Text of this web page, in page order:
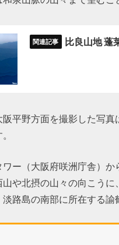
比良山地 蓬
平野方面を撮影した写真
ー（大阪府咲洲庁舎）
や北摂の山々の向こうに
路島の南部に所在する諭